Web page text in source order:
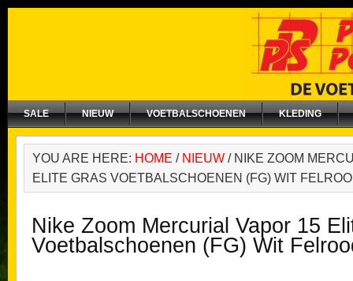
SALE NIEUW VOETBALSCHOENEN KLEDING
YOU ARE HERE: HOME / NIEUW /NIKE ZOOM
ELITE GRAS VOETBALSCHOENEN (FG) WIT
Nike Zoom Mercurial Vapor 15
Voetbalschoenen (FG) Wit